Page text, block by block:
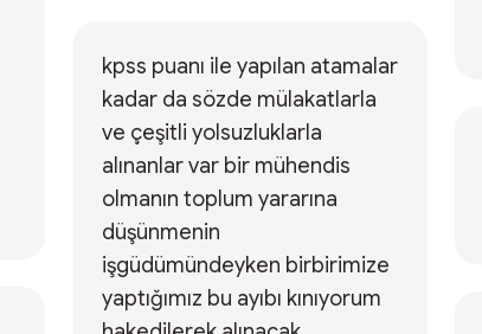
kpss puanı ile yapılan atamalar
kadar da sözde mülakatlarla
ve çeşitli yolsuzluklarla
alınanlar var bir mühendis
olmanın toplum yararına
düşünmenin
işgüdümündeyken birbirimize
yaptığımız bu ayıbı kınıyorum